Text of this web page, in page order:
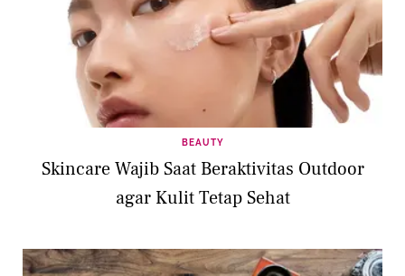
BEAUTY
Skincare Wajib Saat Beraktivitas Outdoor
agar Kulit Tetap Sehat